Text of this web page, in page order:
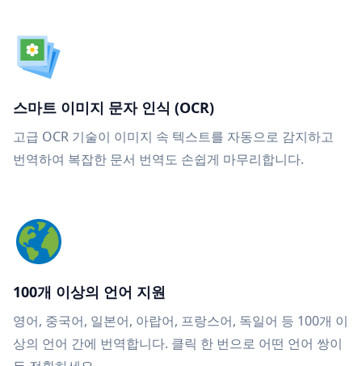
스마트 이미지 문자 인식 (OCR)
고급 OCR 기술이 이미지 속 텍스트를 자동으로 감지하고
번역하여 복잡한 문서 번역도 손쉽게 마무리합니다.
100개 이상의 언어 지원
영어, 중국어, 일본어, 아랍어, 프랑스어, 독일어 등 100개 이
상의 언어 간에 번역합니다. 클릭 한 번으로 어떤 언어 쌍이